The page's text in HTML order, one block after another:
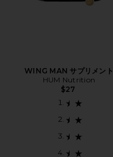
WING MAN サプリメント
HUM Nutrition
$27